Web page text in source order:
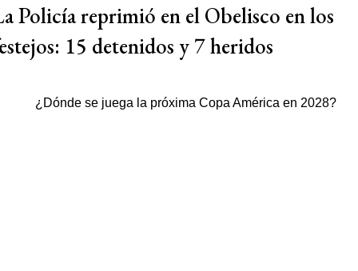
Policía reprimió en el Obelisco en los
15 detenidos y 7 heridos